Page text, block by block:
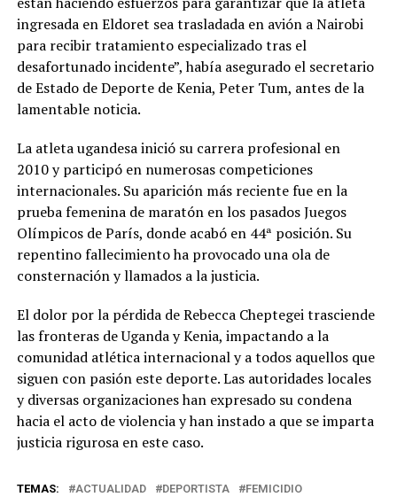
ingresada en Eldoret sea trasladada en avión a Nairobi
para recibir tratamiento especializado tras el
desafortunado incidente”, había asegurado el secretario
de Estado de Deporte de Kenia, Peter Tum, antes de la
lamentable noticia.
La atleta ugandesa inició su carrera profesional en
2010 y participó en numerosas competiciones
internacionales. Su aparición más reciente fue en la
prueba femenina de maratón en los pasados Juegos
Olímpicos de París, donde acabó en 44ª posición. Su
repentino fallecimiento ha provocado una ola de
consternación y llamados a la justicia.
El dolor por la pérdida de Rebecca Cheptegei trasciende
las fronteras de Uganda y Kenia, impactando a la
comunidad atlética internacional y a todos aquellos que
siguen con pasión este deporte. Las autoridades locales
y diversas organizaciones han expresado su condena
hacia el acto de violencia y han instado a que se imparta
justicia rigurosa en este caso.
TEMAS: ACTUALIDAD DEPORTISTA FEMICIDIO